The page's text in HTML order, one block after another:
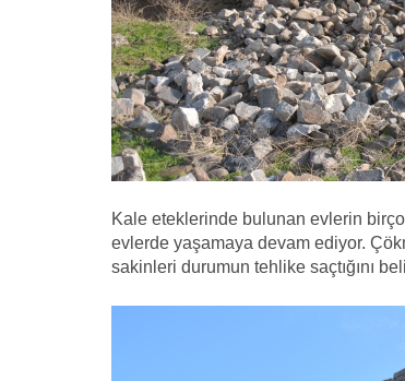
Kale eteklerinde bulunan evlerin
evlerde yaşamaya devam ediyor.
sakinleri durumun tehlike saçtığını